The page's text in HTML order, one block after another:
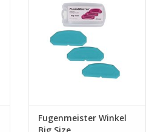
Fugenmeister Winkel